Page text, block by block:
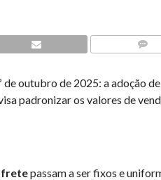
outubro de 2025: a adoção
padronizar os valores de
fretepassam a ser fixos e